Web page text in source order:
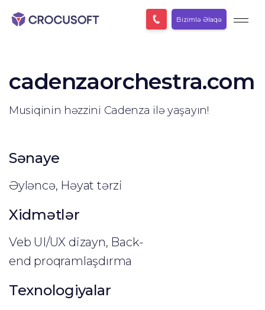
Bizimlə Əlaqə
cadenzaorchestra.com
Musiqinin həzzini Cadenza ilə yaşayın!
Sənaye
Əyləncə, Həyat tərzi
Xidmətlər
Veb UI/UX dizayn, Back-
end proqramlaşdırma
Texnologiyalar